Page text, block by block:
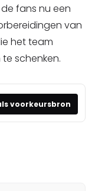
fans nu een
van
het team
schenken.
voorkeursbron